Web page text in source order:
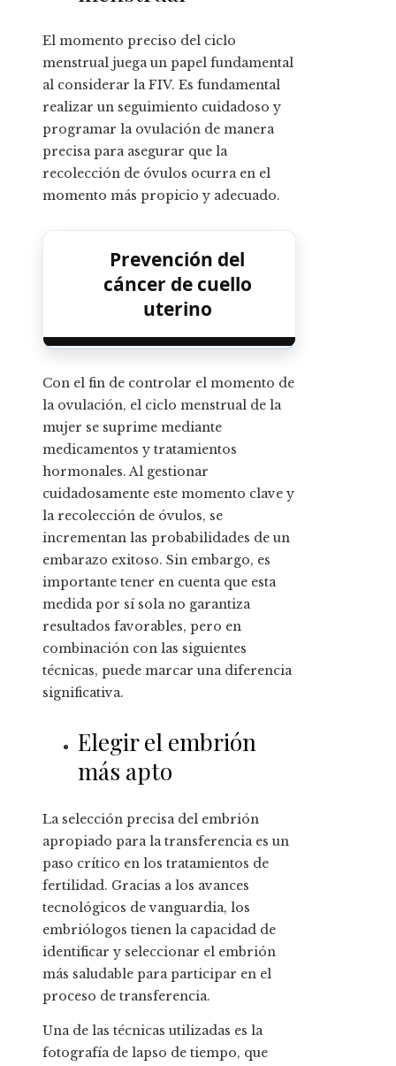
El momento preciso del ciclo
menstrual juega un papel fundamental
al considerar la FIV. Es fundamental
realizar un seguimiento cuidadoso y
programar la ovulación de manera
precisa para asegurar que la
recolección de óvulos ocurra en el
momento más propicio y adecuado.
Prevención del
cáncer de cuello
uterino
Con el fin de controlar el momento de
la ovulación, el ciclo menstrual de la
mujer se suprime mediante
medicamentos y tratamientos
hormonales. Al gestionar
cuidadosamente este momento clave y
la recolección de óvulos, se
incrementan las probabilidades de un
embarazo exitoso. Sin embargo, es
importante tener en cuenta que esta
medida por sí sola no garantiza
resultados favorables, pero en
combinación con las siguientes
técnicas, puede marcar una diferencia
significativa.
Elegir el embrión
más apto
La selección precisa del embrión
apropiado para la transferencia es un
paso crítico en los tratamientos de
fertilidad. Gracias a los avances
tecnológicos de vanguardia, los
embriólogos tienen la capacidad de
identificar y seleccionar el embrión
más saludable para participar en el
proceso de transferencia.
Una de las técnicas utilizadas es la
fotografía de lapso de tiempo, que